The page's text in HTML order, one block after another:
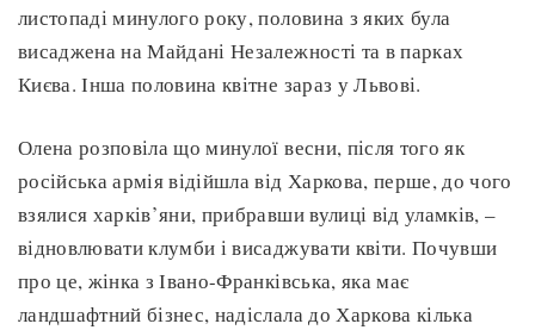
листопаді минулого року, половина з яких була
висаджена на Майдані Незалежності та в парках
Києва. Інша половина квітне зараз у Львові.
Олена розповіла що минулої весни, після того як
російська армія відійшла від Харкова, перше, до чого
взялися харків’яни, прибравши вулиці від уламків, –
відновлювати клумби і висаджувати квіти. Почувши
про це, жінка з Івано-Франківська, яка має
ландшафтний бізнес, надіслала до Харкова кілька